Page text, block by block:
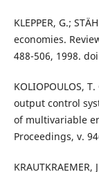
KLEPPER, G.;
economies.
488-506, 1998.
KOLIOPOULOS,
output control
of multivariable
Proceedings, v.